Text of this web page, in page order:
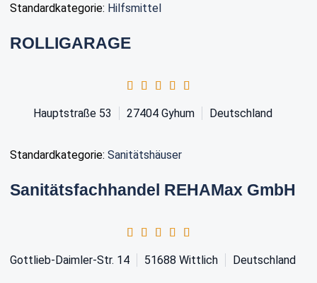
Standardkategorie: Hilfsmittel
ROLLIGARAGE
Hauptstraße 53 27404 Gyhum Deutschland
Standardkategorie: Sanitätshäuser
Sanitätsfachhandel REHAMax GmbH
Gottlieb-Daimler-Str. 14 51688 Wittlich Deutschland